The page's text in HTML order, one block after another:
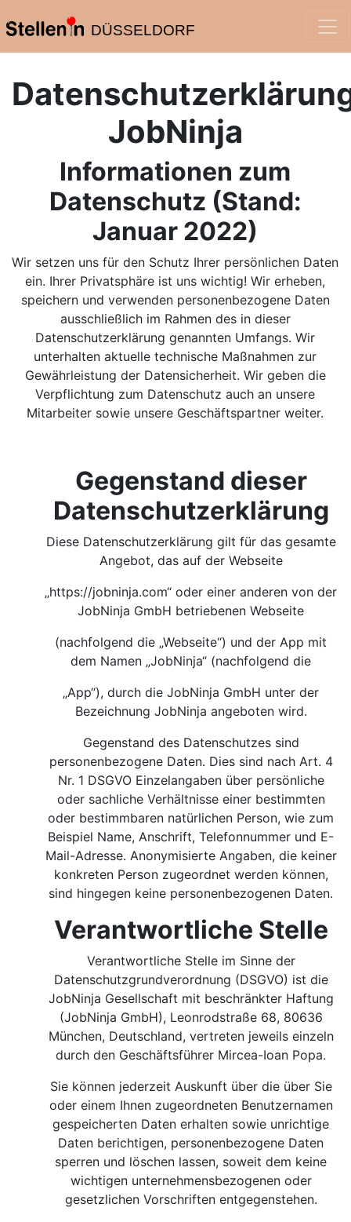
DÜSSELDORF
JobNinja
Informationen zum
Datenschutz (Stand:
Januar 2022)
Wir setzen uns für den Schutz Ihrer persönlichen Daten
ein. Ihrer Privatsphäre ist uns wichtig! Wir erheben,
speichern und verwenden personenbezogene Daten
ausschließlich im Rahmen des in dieser
Datenschutzerklärung genannten Umfangs. Wir
unterhalten aktuelle technische Maßnahmen zur
Gewährleistung der Datensicherheit. Wir geben die
Verpflichtung zum Datenschutz auch an unsere
Mitarbeiter sowie unsere Geschäftspartner weiter.
Gegenstand dieser
Datenschutzerklärung
Diese Datenschutzerklärung gilt für das gesamte
Angebot, das auf der Webseite
„https://jobninja.com“ oder einer anderen von der
JobNinja GmbH betriebenen Webseite
(nachfolgend die „Webseite“) und der App mit
dem Namen „JobNinja“ (nachfolgend die
„App“), durch die JobNinja GmbH unter der
Bezeichnung JobNinja angeboten wird.
Gegenstand des Datenschutzes sind
personenbezogene Daten. Dies sind nach Art. 4
Nr. 1 DSGVO Einzelangaben über persönliche
oder sachliche Verhältnisse einer bestimmten
oder bestimmbaren natürlichen Person, wie zum
Beispiel Name, Anschrift, Telefonnummer und E-
Mail-Adresse. Anonymisierte Angaben, die keiner
konkreten Person zugeordnet werden können,
sind hingegen keine personenbezogenen Daten.
Verantwortliche Stelle
Verantwortliche Stelle im Sinne der
Datenschutzgrundverordnung (DSGVO) ist die
JobNinja Gesellschaft mit beschränkter Haftung
(JobNinja GmbH), Leonrodstraße 68, 80636
München, Deutschland, vertreten jeweils einzeln
durch den Geschäftsführer Mircea-Ioan Popa.
Sie können jederzeit Auskunft über die über Sie
oder einem Ihnen zugeordneten Benutzernamen
gespeicherten Daten erhalten sowie unrichtige
Daten berichtigen, personenbezogene Daten
sperren und löschen lassen, soweit dem keine
wichtigen unternehmensbezogenen oder
gesetzlichen Vorschriften entgegenstehen.